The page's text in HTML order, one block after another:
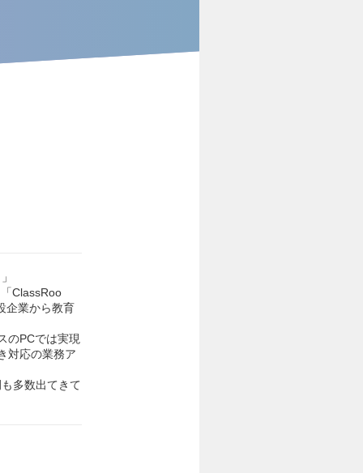
ClassRoo
企業から教育
のPCでは実現
対応の業務ア
多数出てきて